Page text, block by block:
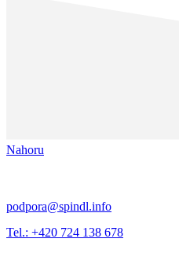
Nahoru
podpora@spindl.info
Tel.: +420 724 138 678